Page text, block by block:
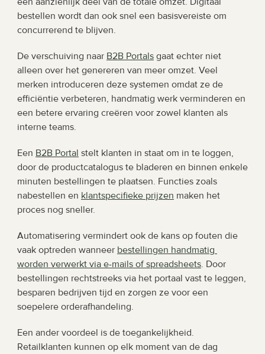
bestellen wordt dan ook snel een basisvereiste om
concurrerend te blijven.
De verschuiving naar B2B Portals gaat echter niet
alleen over het genereren van meer omzet. Veel
merken introduceren deze systemen omdat ze de
efficiëntie verbeteren, handmatig werk verminderen en
een betere ervaring creëren voor zowel klanten als
interne teams.
Een B2B Portal stelt klanten in staat om in te loggen,
door de productcatalogus te bladeren en binnen enkele
minuten bestellingen te plaatsen. Functies zoals
nabestellen en klantspecifieke prijzen maken het
proces nog sneller.
Automatisering vermindert ook de kans op fouten die
vaak optreden wanneer bestellingen handmatig
worden verwerkt via e-mails of spreadsheets. Door
bestellingen rechtstreeks via het portaal vast te leggen,
besparen bedrijven tijd en zorgen ze voor een
soepelere orderafhandeling.
Een ander voordeel is de toegankelijkheid.
Retailklanten kunnen op elk moment van de dag